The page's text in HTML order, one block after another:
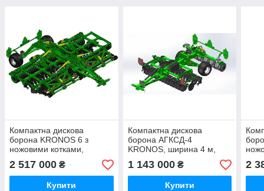
Компактна дискова
борона KRONOS 6 з
ножовими котками,
2 517 000 ₴
Купити
Компактна дискова
борона АГКСД-4
KRONOS, ширина 4 м,
1 143 000₴
Купити
2